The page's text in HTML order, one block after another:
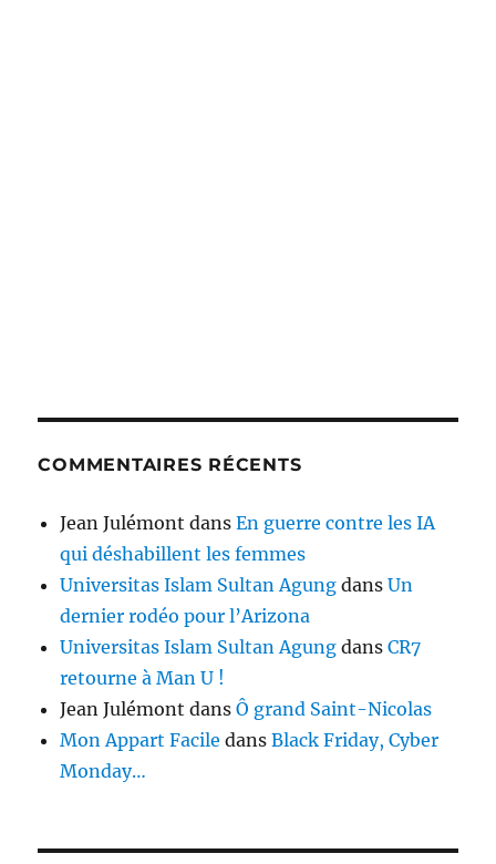
COMMENTAIRES RÉCENTS
Jean Julémont dansEn guerre contre les IA
qui déshabillent les femmes
Universitas Islam Sultan Agung dansUn
dernier rodéo pour l’Arizona
Universitas Islam Sultan Agung dansCR7
retourne à Man U !
Jean Julémont dansÔ grand Saint-Nicolas
Mon Appart Facile dansBlack Friday, Cyber
Monday…